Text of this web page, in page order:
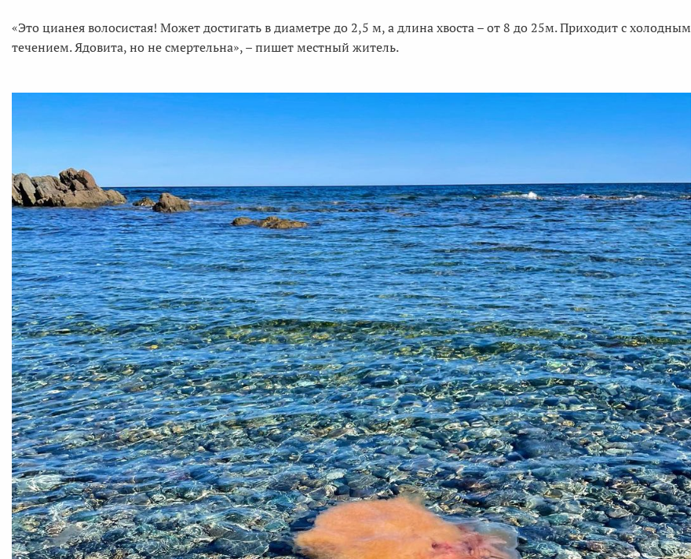
«Это цианея волосистая! Может достигать в диаметре до 2,5 м, а длина хвоста – от 8 до 25м. Приходит с холодным
течением. Ядовита, но не смертельна», – пишет местный житель.